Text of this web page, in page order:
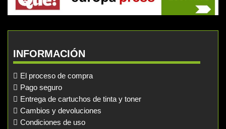
INFORMACIÓN
El proceso de compra
Pago seguro
Entrega de cartuchos de tinta y toner
Cambios y devoluciones
Condiciones de uso